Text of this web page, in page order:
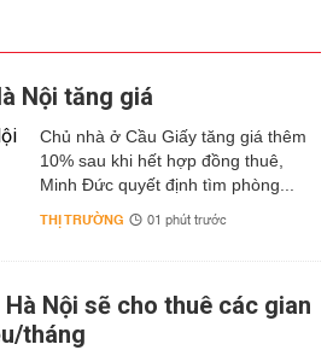
Nội tăng giá
Chủ nhà ở Cầu Giấy tăng giá thêm
10% sau khi hết hợp đồng thuê,
Minh Đức quyết định tìm phòng...
THỊ TRƯỜNG 01 phút trước
Nội sẽ cho thuê các gian
tháng